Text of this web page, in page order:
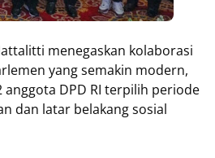
menegaskan kolaborasi
yang semakin modern,
DPD RI terpilih periode
dan latar belakang sosial